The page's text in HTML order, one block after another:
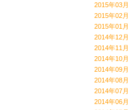
2015年03月
2015年02月
2015年01月
2014年12月
2014年11月
2014年10月
2014年09月
2014年08月
2014年07月
2014年06月